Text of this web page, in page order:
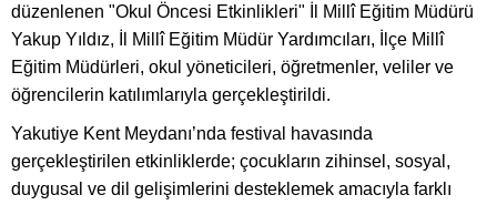
düzenlenen "Okul Öncesi Etkinlikleri" İl Millî Eğitim Müdürü
Yakup Yıldız, İl Millî Eğitim Müdür Yardımcıları, İlçe Millî
Eğitim Müdürleri, okul yöneticileri, öğretmenler, veliler ve
öğrencilerin katılımlarıyla gerçekleştirildi.
Yakutiye Kent Meydanı’nda festival havasında
gerçekleştirilen etkinliklerde; çocukların zihinsel, sosyal,
duygusal ve dil gelişimlerini desteklemek amacıyla farklı